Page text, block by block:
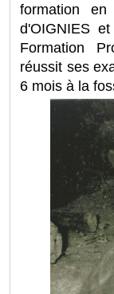
formation
d'OIGNIES
Formation
réussit ses
6 mois à la